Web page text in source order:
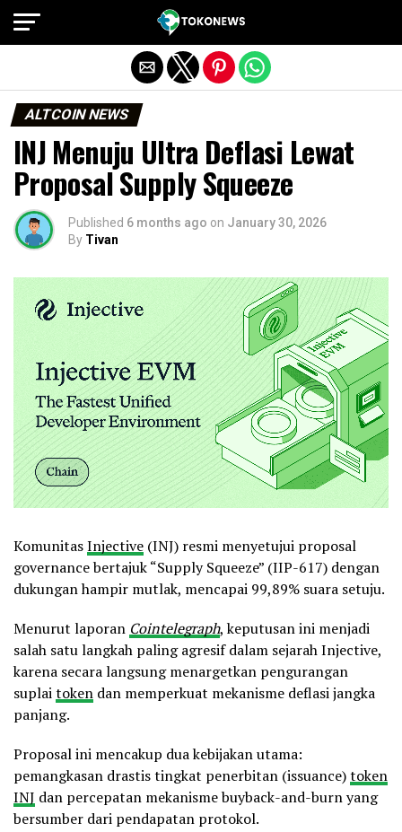
ALTCOIN NEWS
INJ Menuju Ultra Deflasi Lewat
Proposal Supply Squeeze
Published 6 months ago on January 30, 2026
By Tivan
KomunitasInjective (INJ) resmi menyetujui proposal
governance bertajuk “Supply Squeeze” (IIP-617) dengan
dukungan hampir mutlak, mencapai 99,89% suara setuju.
Menurut laporan Cointelegraph, keputusan ini menjadi
salah satu langkah paling agresif dalam sejarah Injective,
karena secara langsung menargetkan pengurangan
suplaitoken dan memperkuat mekanisme deflasi jangka
panjang.
Proposal ini mencakup dua kebijakan utama:
pemangkasan drastis tingkat penerbitan (issuance)token
INJ dan percepatan mekanisme buyback-and-burn yang
bersumber dari pendapatan protokol.
Exit mobile version